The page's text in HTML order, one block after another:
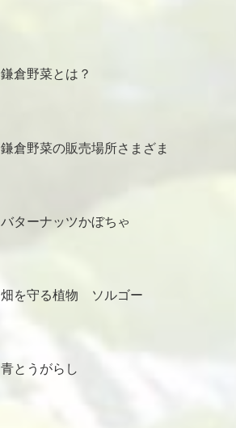
鎌倉野菜とは？
鎌倉野菜の販売場所さまざま
バターナッツかぼちゃ
畑を守る植物 ソルゴー
青とうがらし